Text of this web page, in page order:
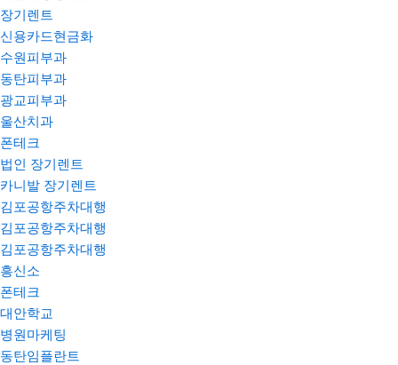
장기렌트
신용카드현금화
수원피부과
동탄피부과
광교피부과
울산치과
폰테크
법인 장기렌트
카니발 장기렌트
김포공항주차대행
김포공항주차대행
김포공항주차대행
흥신소
폰테크
대안학교
병원마케팅
동탄임플란트